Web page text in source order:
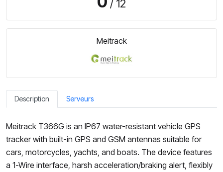
/ 12
Meitrack
Description Serveurs
Meitrack T366G is an IP67 water-resistant vehicle GPS
tracker with built-in GPS and GSM antennas suitable for
cars, motorcycles, yachts, and boats. The device features
a 1-Wire interface, harsh acceleration/braking alert, flexibly